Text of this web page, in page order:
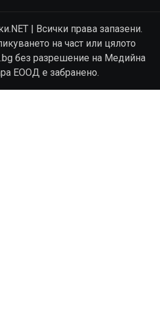
| Всички права запазени.
на част или цялото
без разрешение на Медийна
ЕООД е забранено.